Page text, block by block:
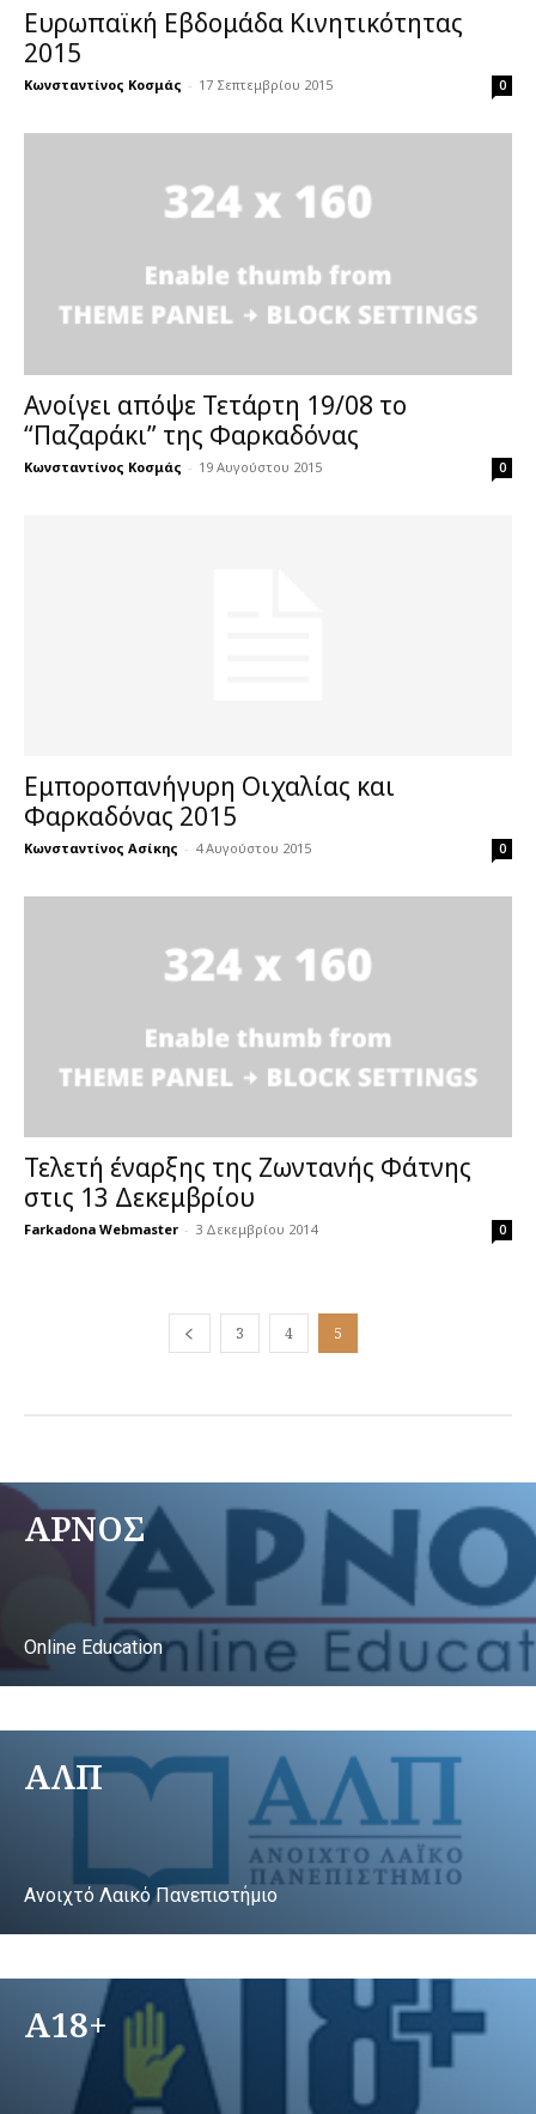
Ευρωπαϊκή Εβδομάδα Κινητικότητας
2015
Κωνσταντίνος Κοσμάς - 17 Σεπτεμβρίου 2015 0
Ανοίγει απόψε Τετάρτη 19/08 το
“Παζαράκι” της Φαρκαδόνας
Κωνσταντίνος Κοσμάς - 19 Αυγούστου 2015 0
Εμποροπανήγυρη Οιχαλίας και
Φαρκαδόνας 2015
Κωνσταντίνος Ασίκης - 4 Αυγούστου 2015 0
Τελετή έναρξης της Ζωντανής Φάτνης
στις 13 Δεκεμβρίου
Farkadona Webmaster - 3 Δεκεμβρίου 2014 0
3 4 5
ΑΡΝΟΣ
Online Education
ΑΛΠ
Ανοιχτό Λαικό Πανεπιστήμιο
A18+